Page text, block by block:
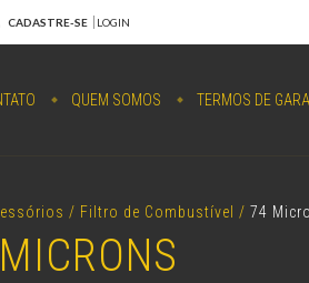
CADASTRE-SE LOGIN
QUEM SOMOS TERMOS DE
/ Filtro de Combustível / 74